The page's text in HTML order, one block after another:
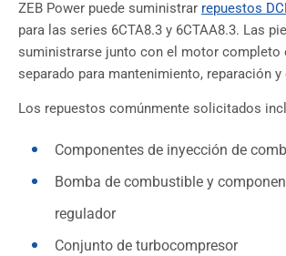
ZEB Power puede suministrar repuestos
para las series 6CTA8.3 y 6CTAA8.3. Las
suministrarse junto con el motor completo
separado para mantenimiento, reparación y
Los repuestos comúnmente solicitados
Componentes de inyección de
Bomba de combustible y
regulador
Conjunto de turbocompresor